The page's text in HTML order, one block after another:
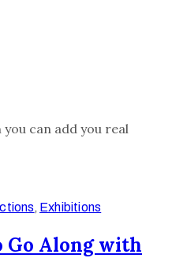
can add you real
‚ Exhibitions
Go Along with